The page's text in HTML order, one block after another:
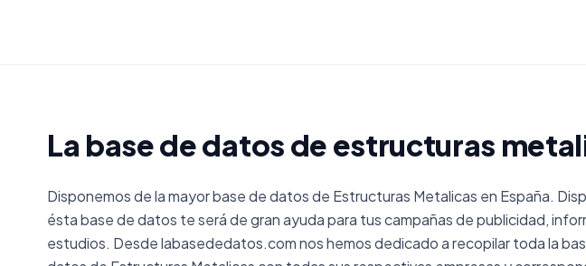
La base de datos de estructuras
Disponemos de la mayor base de datos de Estructuras Metalicas en España.
ésta base de datos te será de gran ayuda para tus campañas de publicidad,
estudios. Desde labasededatos.com nos hemos dedicado a recopilar toda la